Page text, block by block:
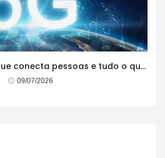
5G, a tecnologia que conecta pessoas e tudo o que está ao redor
09/07/2026